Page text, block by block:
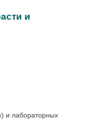
и
и лабораторных